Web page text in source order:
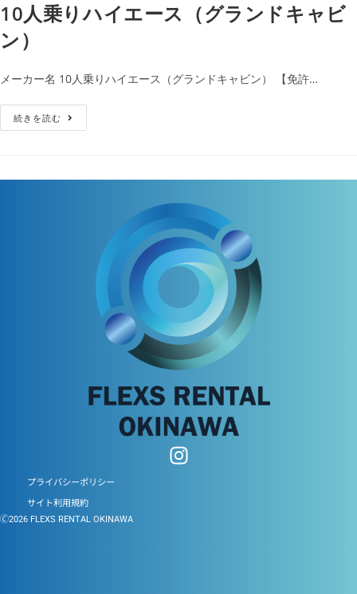
10人乗りハイエース（グランドキャビ
ン）
メーカー名 10人乗りハイエース（グランドキャビン） 【免許…
続きを読む
プライバシーポリシー
サイト利用規約
🄫2026 FLEXS RENTAL OKINAWA